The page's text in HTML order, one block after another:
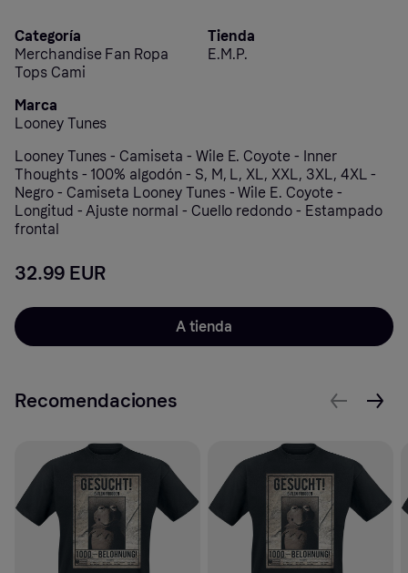
Categoría
Merchandise Fan Ropa
Tops Cami
Tienda
E.M.P.
Marca
Looney Tunes
Looney Tunes - Camiseta - Wile E. Coyote - Inner
Thoughts - 100% algodón - S, M, L, XL, XXL, 3XL, 4XL -
Negro - Camiseta Looney Tunes - Wile E. Coyote -
Longitud - Ajuste normal - Cuello redondo - Estampado
frontal
32.99 EUR
A tienda
Recomendaciones